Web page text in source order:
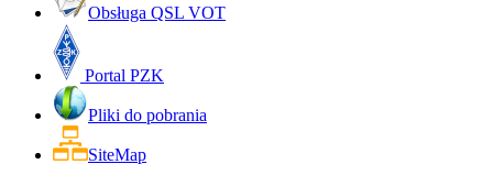
Obsługa QSL VOT
Portal PZK
Pliki do pobrania
SiteMap